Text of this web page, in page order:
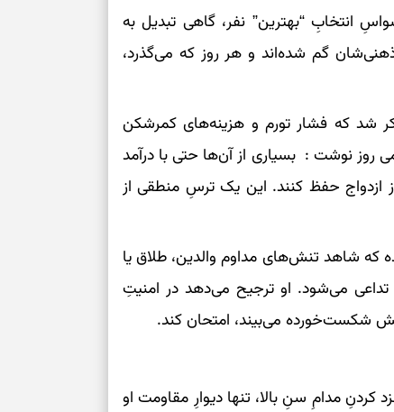
انتخابِ “بهترین” نفر، گاهی تبدیل به
گم شده‌اند و هر روز که می‌گذرد،
شد که فشار تورم و هزینه‌های کمرشکن
روز نوشت : بسیاری از آن‌ها حتی با درآمد
ازدواج حفظ کنند. این یک ترسِ منطقی از
که شاهد تنش‌های مداوم والدین، طلاق یا
می‌شود. او ترجیح می‌دهد در امنیتِ
شکست‌خورده می‌بیند، امتحان کند.
کردنِ مدامِ سنِ بالا، تنها دیوارِ مقاومت او